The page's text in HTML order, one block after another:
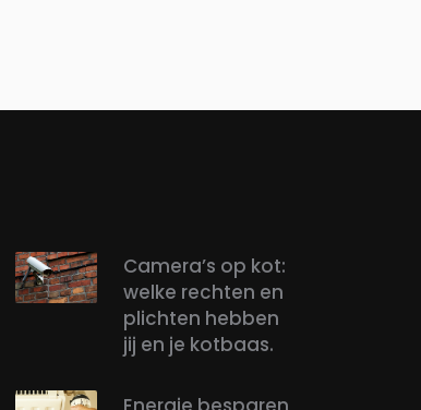
Camera’s op kot:
welke rechten en
plichten hebben
jij en je kotbaas.